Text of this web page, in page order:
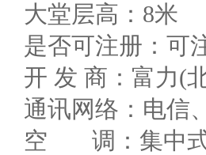
大堂层高：8米
是否可注册：可
开 发 商：富力(
通讯网络：电信
空 调：集中式